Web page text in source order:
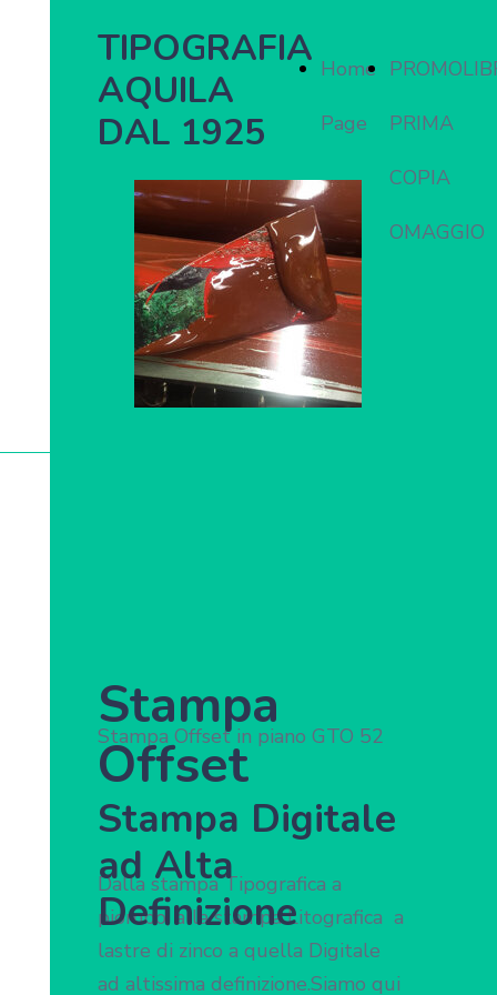
Home
Page PRIMA
COPIA
OMAGGIO
TIPOGRAFIA
AQUILA
DAL 1925
Stampa
Offset
Stampa Offset in piano GTO 52
Stampa Digitale
ad Alta
Definizione
Dalla stampa Tipografica a
piombo, alla stampa Litografica a
lastre di zinco a quella Digitale
ad altissima definizione.Siamo qui